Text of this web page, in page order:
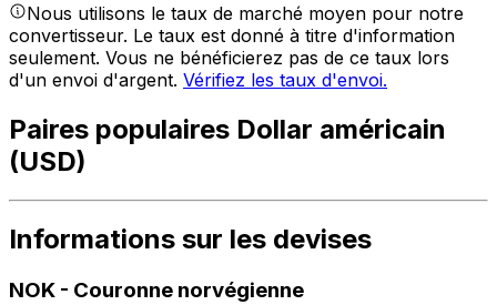
Nous utilisons le taux de marché moyen pour notre
convertisseur. Le taux est donné à titre d'information
seulement. Vous ne bénéficierez pas de ce taux lors
d'un envoi d'argent. Vérifiez les taux d'envoi.
Paires populaires Dollar américain
(USD)
Informations sur les devises
NOK - Couronne norvégienne